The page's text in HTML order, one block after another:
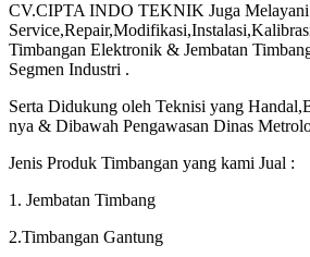
CV.CIPTA INDO TEKNIK Juga Melayani
Timbangan Elektronik & Jembatan
Segmen Industri .
Serta Didukung oleh Teknisi yang
nya & Dibawah Pengawasan Dinas
Jenis Produk Timbangan yang kami Jual :
1. Jembatan Timbang
2.Timbangan Gantung